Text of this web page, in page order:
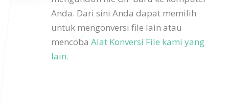
Anda. Dari sini Anda dapat memilih
untuk mengonversi file lain atau
mencoba Alat Konversi File kami yang
lain.